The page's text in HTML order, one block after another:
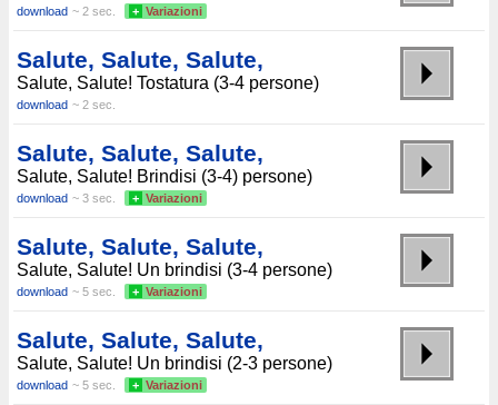
download ~ 2 sec. + Variazioni
Salute, Salute, Salute,
Salute, Salute! Tostatura (3-4 persone)
download ~ 2 sec.
Salute, Salute, Salute,
Salute, Salute! Brindisi (3-4) persone)
download ~ 3 sec. + Variazioni
Salute, Salute, Salute,
Salute, Salute! Un brindisi (3-4 persone)
download ~ 5 sec. + Variazioni
Salute, Salute, Salute,
Salute, Salute! Un brindisi (2-3 persone)
download ~ 5 sec. + Variazioni